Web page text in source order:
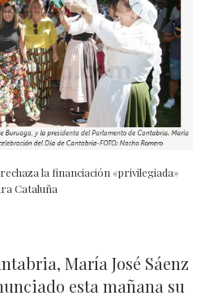
la financiación «privilegiada»
Cataluña
María José Sáenz
esta mañana su